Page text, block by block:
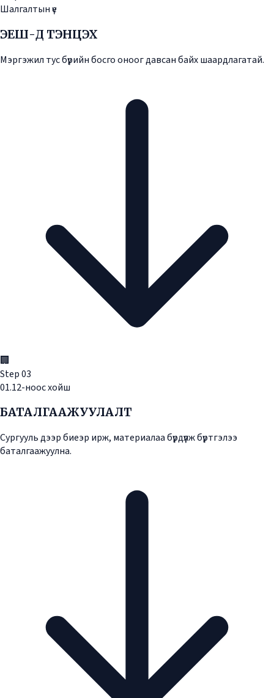
Шалгалтын үе
ЭЕШ-Д ТЭНЦЭХ
Мэргэжил тус бүрийн босго оноог давсан байх шаардлагатай.
🏢
Step03
01.12-ноос хойш
БАТАЛГААЖУУЛАЛТ
Сургууль дээр биеэр ирж, материалаа бүрдүүлж бүртгэлээ
баталгаажуулна.